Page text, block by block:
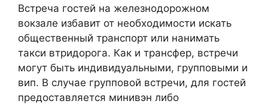
Встреча гостей на железнодорожном
вокзале избавит от необходимости искать
общественный транспорт или нанимать
такси втридорога. Как и трансфер, встречи
могут быть индивидуальными, групповыми и
вип. В случае групповой встречи, для гостей
предоставляется минивэн либо